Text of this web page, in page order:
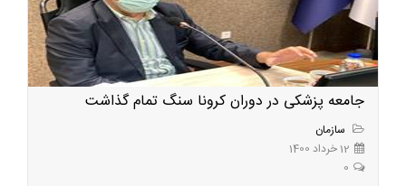
جامعه پزشکی در دوران کرونا سنگ تمام گذاشت
سازمان
12 خرداد 1400
0